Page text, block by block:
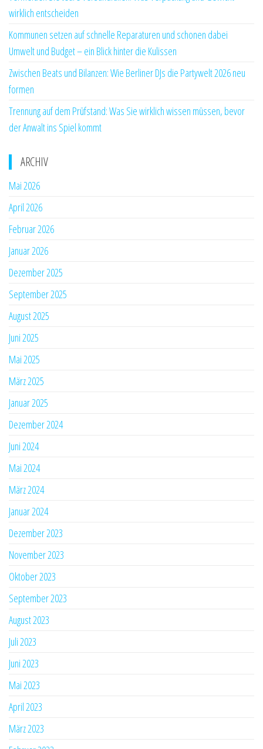
wirklich entscheiden
Kommunen setzen auf schnelle Reparaturen und schonen dabei
Umwelt und Budget – ein Blick hinter die Kulissen
Zwischen Beats und Bilanzen: Wie Berliner DJs die Partywelt 2026 neu
formen
Trennung auf dem Prüfstand: Was Sie wirklich wissen müssen, bevor
der Anwalt ins Spiel kommt
ARCHIV
Mai 2026
April 2026
Februar 2026
Januar 2026
Dezember 2025
September 2025
August 2025
Juni 2025
Mai 2025
März 2025
Januar 2025
Dezember 2024
Juni 2024
Mai 2024
März 2024
Januar 2024
Dezember 2023
November 2023
Oktober 2023
September 2023
August 2023
Juli 2023
Juni 2023
Mai 2023
April 2023
März 2023